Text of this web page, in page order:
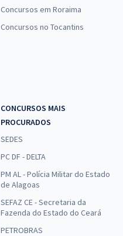
Concursos em Roraima
Concursos no Tocantins
CONCURSOS MAIS
PROCURADOS
SEDES
PC DF - DELTA
PM AL - Polícia Militar do Estado
de Alagoas
SEFAZ CE - Secretaria da
Fazenda do Estado do Ceará
PETROBRAS